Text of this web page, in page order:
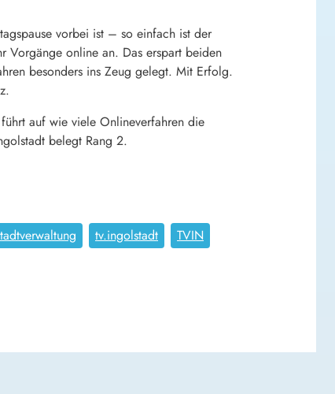
vorbei ist – so einfach ist der
Vorgänge online an. Das erspart beiden
besonders ins Zeug gelegt. Mit Erfolg.
auf wie viele Onlineverfahren die
belegt Rang 2.
tv.ingolstadt TVIN